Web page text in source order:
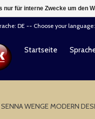
DE -- Choose your
Startseite
WENGE MODERN
nur für interne Zwecke um den